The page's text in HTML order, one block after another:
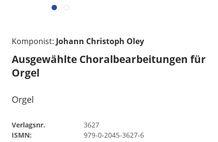
Komponist: Johann Christoph Oley
Ausgewählte Choralbearbeitungen für
Orgel
Orgel
Verlagsnr.
3627
ISMN:
979-0-2045-3627-6